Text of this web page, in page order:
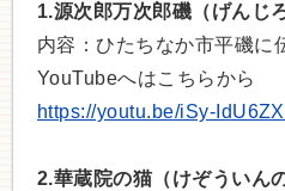
1.源次郎万次郎磯（げんじ
内容：ひたちなか市平磯に
YouTubeへはこちらから
https://youtu.be/iSy-
2.華蔵院の猫（けぞういん